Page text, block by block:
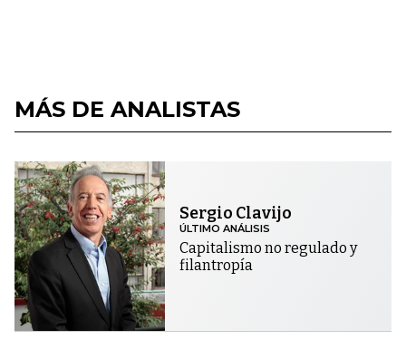
MÁS DE ANALISTAS
Sergio Clavijo
ÚLTIMO ANÁLISIS
Capitalismo no regulado y
filantropía